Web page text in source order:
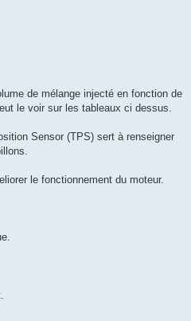
de mélange injecté en fonction de
le voir sur les tableaux ci dessus.
Sensor (TPS) sert à renseigner
le fonctionnement du moteur.